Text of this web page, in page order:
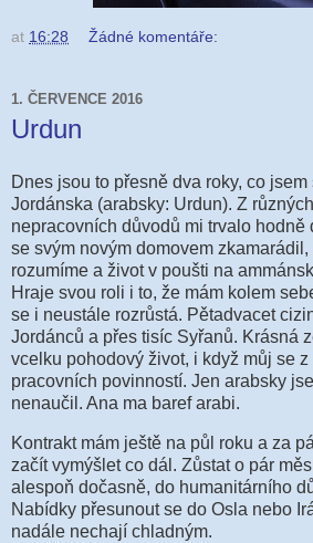
at 16:28 Žádné komentáře:
1. ČERVENCE 2016
Urdun
Dnes jsou to přesně dva roky, co
Jordánska (arabsky: Urdun). Z
nepracovních důvodů mi trvalo hodně
se svým novým domovem
rozumíme a život v poušti na
Hraje svou roli i to, že mám kolem
se i neustále rozrůstá. Pětadvacet
Jordánců a přes tisíc Syřanů. Krásná
vcelku pohodový život, i když můj se
pracovních povinností. Jen arabsky
nenaučil. Ana ma baref arabi.
Kontrakt mám ještě na půl roku a za
začít vymýšlet co dál. Zůstat o pár
alespoň dočasně, do humanitárního
Nabídky přesunout se do Osla nebo
nadále nechají chladným.